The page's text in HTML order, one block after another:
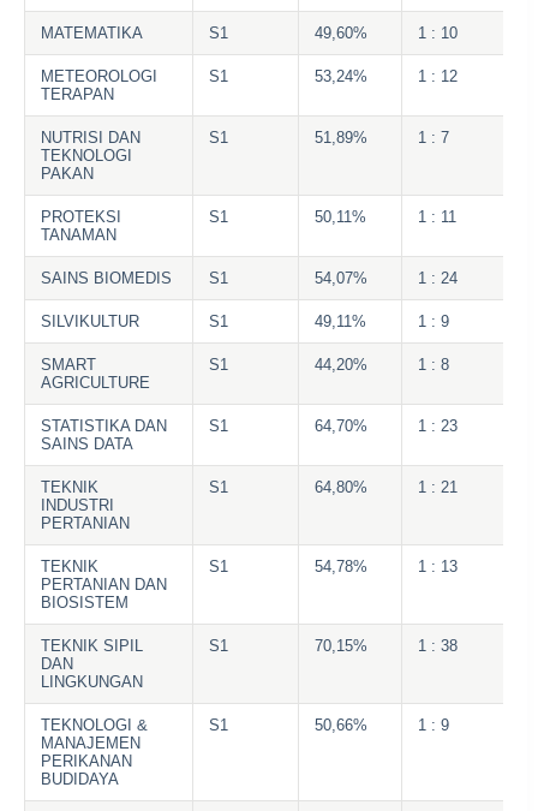
MATEMATIKA S1 49,60% 1 : 10
METEOROLOGI
TERAPAN
S1 53,24% 1 : 12
NUTRISI DAN
TEKNOLOGI
PAKAN
S1 51,89% 1 : 7
PROTEKSI
TANAMAN
S1 50,11% 1 : 11
SAINS BIOMEDIS S1 54,07% 1 : 24
SILVIKULTUR S1 49,11% 1 : 9
SMART
AGRICULTURE
S1 44,20% 1 : 8
STATISTIKA DAN
SAINS DATA
S1 64,70% 1 : 23
TEKNIK
INDUSTRI
PERTANIAN
S1 64,80% 1 : 21
TEKNIK
PERTANIAN DAN
BIOSISTEM
S1 54,78% 1 : 13
TEKNIK SIPIL
DAN
LINGKUNGAN
S1 70,15% 1 : 38
TEKNOLOGI &
MANAJEMEN
PERIKANAN
BUDIDAYA
S1 50,66% 1 : 9